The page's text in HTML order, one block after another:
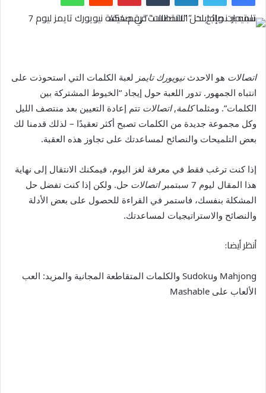
اتصالات هو الاحدثنيويورك تايمز لعبة الكلمات التي استحوذت على
انتباه الجمهور. تدور اللعبة حول إيجاد “الخيوط المشتركة بين
الكلمات”. ومثلماكلمة,اتصالات تتم إعادة التعيين بعد منتصف الليل
وكل مجموعة جديدة من الكلمات تصبح أكثر تعقيدًا – لذلك قدمنا ​​لك
بعض التلميحات والنصائح لمساعدتك على تجاوز هذه العقبة.
إذا كنت ترغب فقط في معرفة لغز اليوم، فيمكنك الانتقال إلى نهاية
هذا المقال ليوم 7 سبتمبر
اتصالات حل. ولكن إذا كنت تفضل حل
المشكلة بنفسك، فاستمر في القراءة للحصول على بعض الأدلة
والنصائح والاستراتيجيات لمساعدتك.
أنظر أيضا:
Mahjong وSudoku والكلمات المتقاطعة المجانية والمزيد: العب
الألعاب على Mashable